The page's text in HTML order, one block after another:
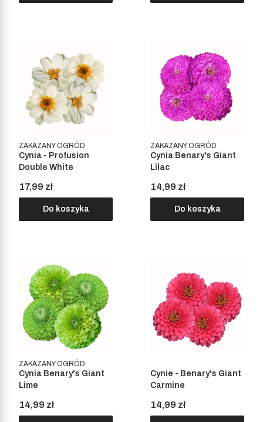
ZAKAZANY OGRÓD
Cynia - Profusion
Double White
Cena
17,99 zł
Do koszyka
ZAKAZANY OGRÓD
Cynia Benary's Giant
Lilac
Cena
14,99 zł
Do koszyka
ZAKAZANY OGRÓD
Cynia Benary's Giant
Lime
Cena
14,99 zł
Cynie - Benary's Giant
Carmine
Cena
14,99 zł